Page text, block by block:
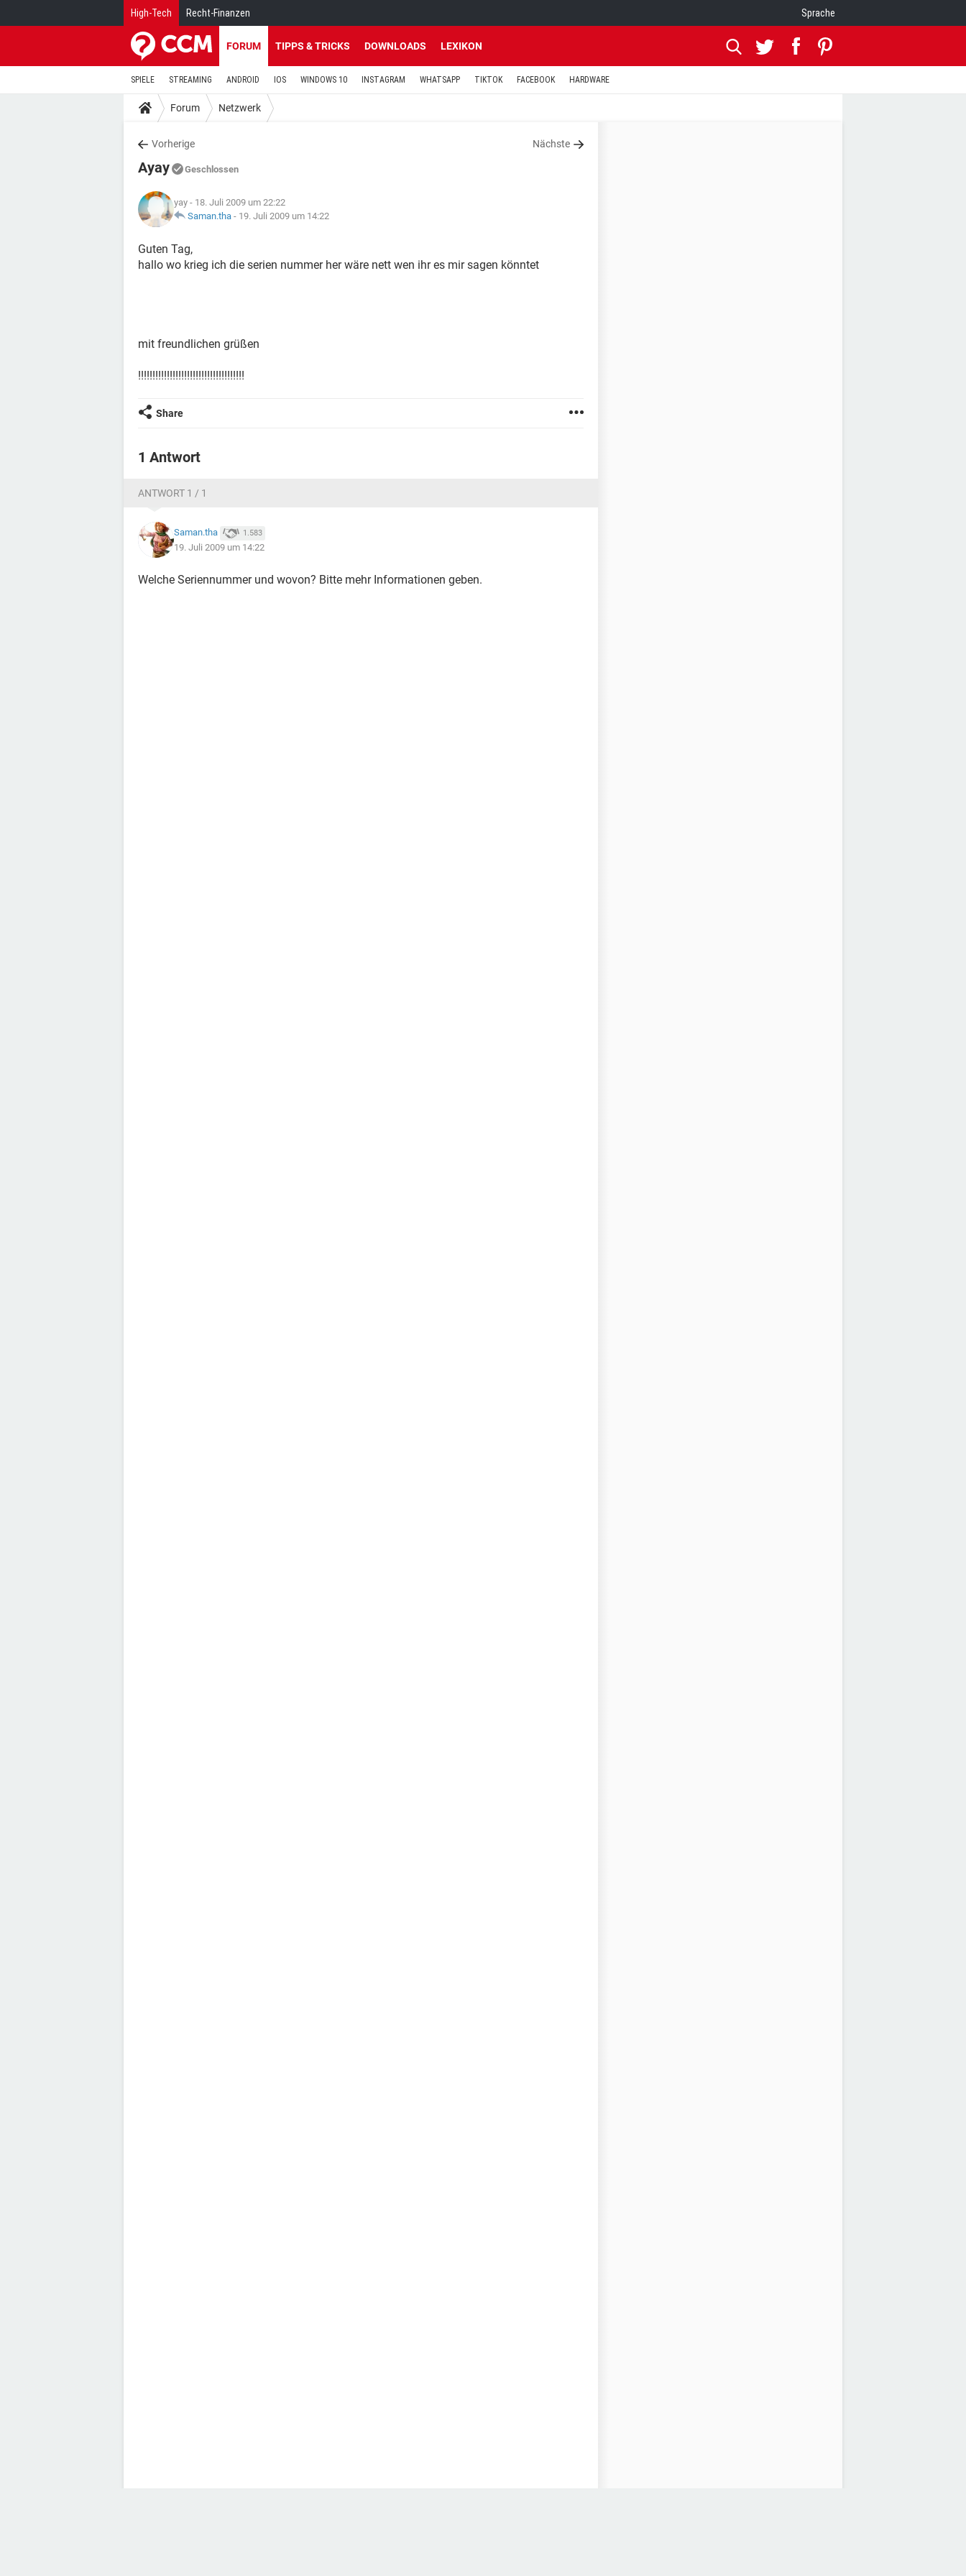
High-Tech Recht-Finanzen Sprache
FORUM TIPPS & TRICKS DOWNLOADS LEXIKON
SPIELE STREAMING ANDROID IOS WINDOWS 10 INSTAGRAM WHATSAPP TIKTOK FACEBOOK HARDWARE
Forum Netzwerk
Vorherige Nächste
Ayay Geschlossen
yay - 18. Juli 2009 um 22:22
Saman.tha - 19. Juli 2009 um 14:22
Guten Tag,
hallo wo krieg ich die serien nummer her wäre nett wen ihr es mir sagen könntet
mit freundlichen grüßen
!!!!!!!!!!!!!!!!!!!!!!!!!!!!!!!!!!!!!
Share
1 Antwort
ANTWORT 1 / 1
Saman.tha 1.583
19. Juli 2009 um 14:22
Welche Seriennummer und wovon? Bitte mehr Informationen geben.